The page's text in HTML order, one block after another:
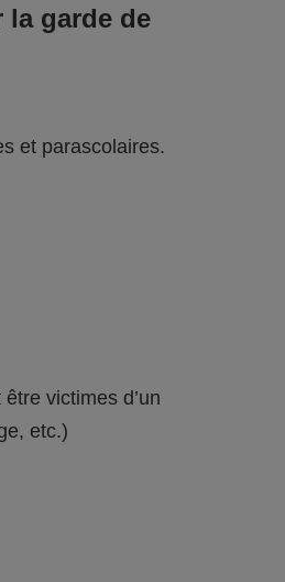
la garde de
et parascolaires.
victimes d’un
etc.)